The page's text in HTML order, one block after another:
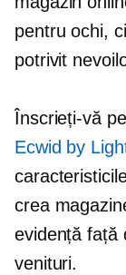
pentru ochi,
potrivit
Înscrieți-vă
Ecwid by
crea
evidență față
venituri.